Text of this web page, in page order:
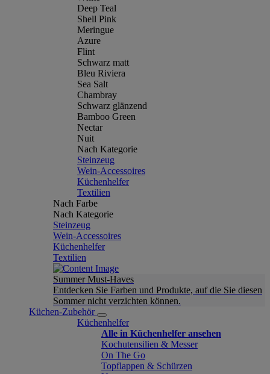
Deep Teal
Shell Pink
Meringue
Azure
Flint
Schwarz matt
Bleu Riviera
Sea Salt
Chambray
Schwarz glänzend
Bamboo Green
Nectar
Nuit
Nach Kategorie
Steinzeug
Wein-Accessoires
Küchenhelfer
Textilien
Nach Farbe
Nach Kategorie
Steinzeug
Wein-Accessoires
Küchenhelfer
Textilien
Summer Must-Haves
Entdecken Sie Farben und Produkte, auf die Sie diesen
Sommer nicht verzichten können.
Küchen-Zubehör
Küchenhelfer
Alle in Küchenhelfer ansehen
Kochutensilien & Messer
On The Go
Topflappen & Schürzen